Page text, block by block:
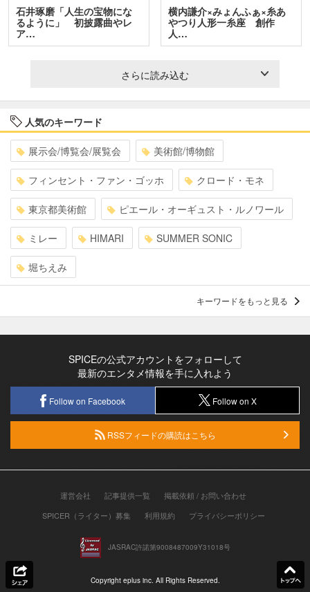
石井琢磨「人生の宝物にな
るように」 初披露曲やレ
ア…
横内謙介×みょんふぁ×糸あ
やつり人形一糸座 創作
人…
さらに読み込む
人気のキーワード
展示会/博覧会/展覧会 美術館/博物館
フィンセント・ファン・ゴッホ クロード・モネ
東京都美術館 ピエール・オーギュスト・ルノワール
ミレー HIMARI SUMMER SONIC
堀ちえみ
キーワードをもっと見る
SPICEの公式アカウントをフォローして
最新のエンタメ情報を手に入れよう
Follow on Facebook Follow on X
RSSフィードの購読はこちら
運営会社 記事提供一覧
掲載依頼 / お問い合わせ
SPICER（ライター）募集
利用規約 プライバシーポリシー
JASRAC許諾第9008487009Y31018号
Copyright eplus inc. All Rights Reserved.